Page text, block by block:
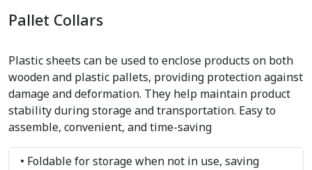
Pallet Collars
Plastic sheets can be used to enclose products on both
wooden and plastic pallets, providing protection against
damage and deformation. They help maintain product
stability during storage and transportation. Easy to
assemble, convenient, and time-saving
• Foldable for storage when not in use, saving